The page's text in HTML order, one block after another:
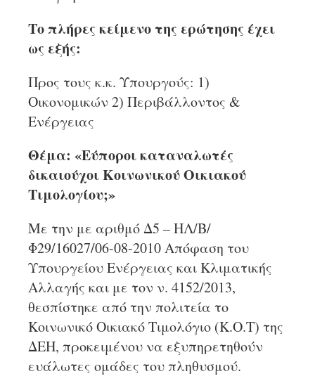
Το πλήρες κείμενο της ερώτησης έχει
ως εξής:
Προς τους κ.κ. Υπουργούς: 1)
Οικονομικών 2) Περιβάλλοντος &
Ενέργειας
Θέμα: «Εύποροι καταναλωτές
δικαιούχοι Κοινωνικού Οικιακού
Τιμολογίου;»
Με την με αριθμό Δ5 – ΗΛ/Β/
Φ29/16027/06-08-2010 Απόφαση του
Υπουργείου Ενέργειας και Κλιματικής
Αλλαγής και με τον ν. 4152/2013,
θεσπίστηκε από την πολιτεία το
Κοινωνικό Οικιακό Τιμολόγιο (Κ.Ο.Τ) της
ΔΕΗ, προκειμένου να εξυπηρετηθούν
ευάλωτες ομάδες του πληθυσμού.